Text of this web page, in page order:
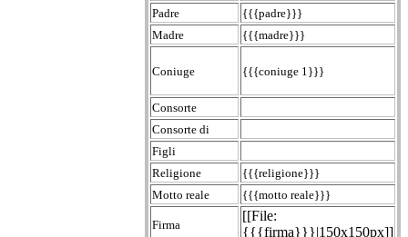
Padre
{{{padre}}}
Madre
{{{madre}}}
Coniuge {{{coniuge 1}}}
Consorte
Consorte di
Figli
Religione
{{{religione}}}
Motto reale
{{{motto reale}}}
Firma
[[File:
{{{firma}}}|150x150px]]